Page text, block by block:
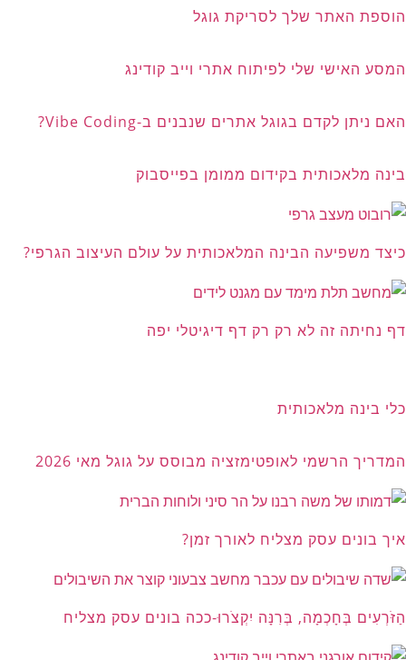
הוספת האתר שלך לסריקת גוגל
המסע האישי שלי לפיתוח אתרי וייב קודינג
האם ניתן לקדם בגוגל אתרים שנבנים ב-Vibe Coding?
בינה מלאכותית בקידום ממומן בפייסבוק
כיצד משפיעה הבינה המלאכותית על עולם העיצוב הגרפי?
דף נחיתה זה לא רק רק דף דיגיטלי יפה
כלי בינה מלאכותית
המדריך הרשמי לאופטימזציה מבוסס על גוגל מאי 2026
איך בונים עסק מצליח לאורך זמן?
הַזֹּרְעִים בְּחָכְמָה, בְּרִנָּה יִקְצֹרוּ-ככה בונים עסק מצליח